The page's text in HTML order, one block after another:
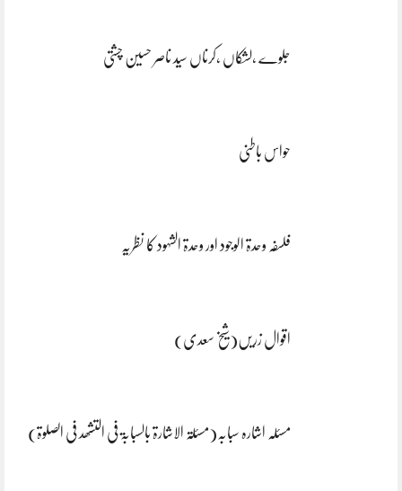
جلوے ،لشکاں ،کرناں سید ناصر حسین چشتی
حواس باطنی
فلسفہ وحدۃ الوجود اور وحدۃ الشہود کا نظریہ
اقوال زریں(شیخ سعدی)
مسئلہ اشارہ سبابہ(مسئلۃ الاشارۃ بالسبابۃ فی التشھد فی الصلوۃ)